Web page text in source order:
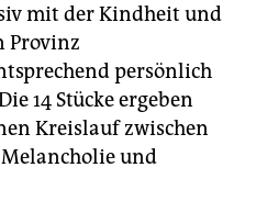
mit der Kindheit und
Provinz
persönlich
14 Stücke ergeben
Kreislauf zwischen
und